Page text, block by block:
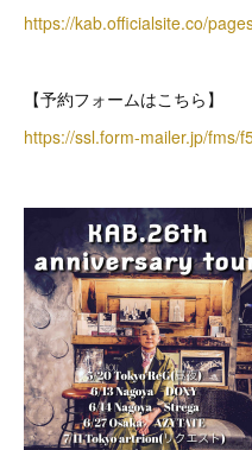
https://kab.officialsite.co/
【予約フォームはこちら】
https://ssl.form-mailer.jp/fms/